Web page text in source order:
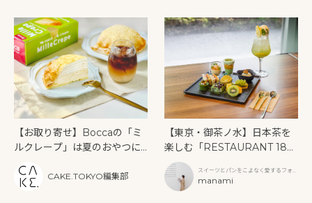
【お取り寄せ】Boccaの「ミ
ルクレープ」は夏のおやつに
CAKE.TOKYO編集部
【東京・御茶ノ水】日本茶を
楽しむ「RESTAURANT 189
9 OCHANOMIZU」の抹茶ア
フタヌーンティーと新作クリ
ームソーダ
スイーツとパンをこよなく愛するフォト
グラファー
manami